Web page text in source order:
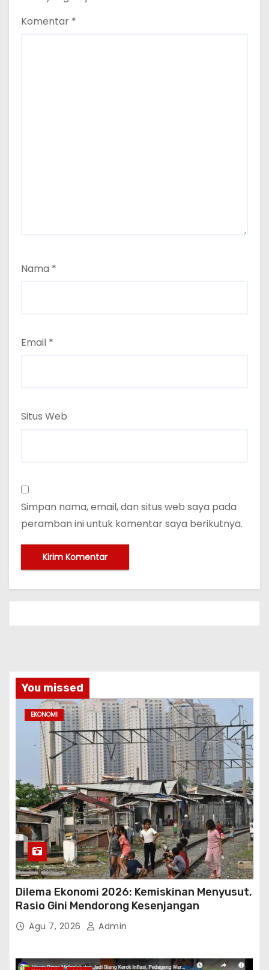
Komentar *
Nama *
Email *
Situs Web
Simpan nama, email, dan situs web saya pada
peramban ini untuk komentar saya berikutnya.
You missed
EKONOMI
Dilema Ekonomi 2026: Kemiskinan Menyusut,
Rasio Gini Mendorong Kesenjangan
Agu 7, 2026 Admin